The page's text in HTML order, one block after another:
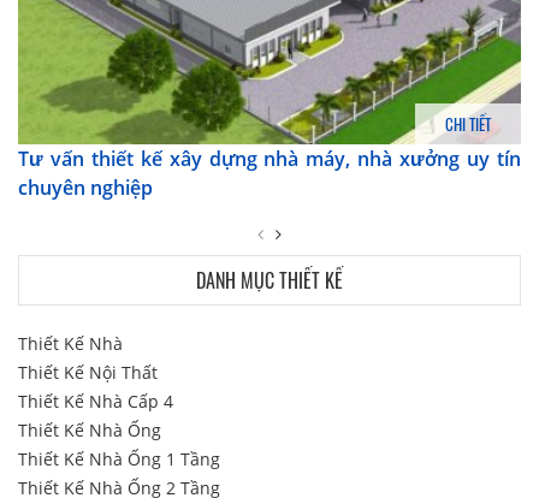
CHI TIẾT
Tư vấn thiết kế xây dựng nhà máy, nhà xưởng uy tín
chuyên nghiệp
DANH MỤC THIẾT KẾ
Thiết Kế Nhà
Thiết Kế Nội Thất
Thiết Kế Nhà Cấp 4
Thiết Kế Nhà Ống
Thiết Kế Nhà Ống 1 Tầng
Thiết Kế Nhà Ống 2 Tầng